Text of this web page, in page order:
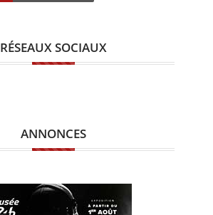
RÉSEAUX SOCIAUX
ANNONCES